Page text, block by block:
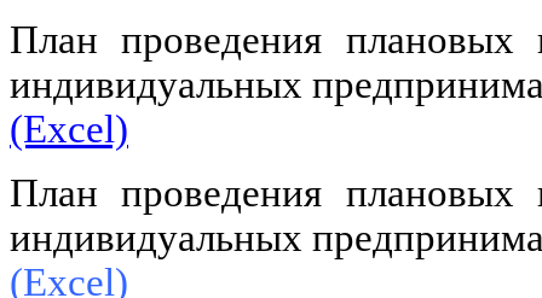
План проведения
индивидуальных
(Excel)
План проведения
индивидуальных
(Excel)